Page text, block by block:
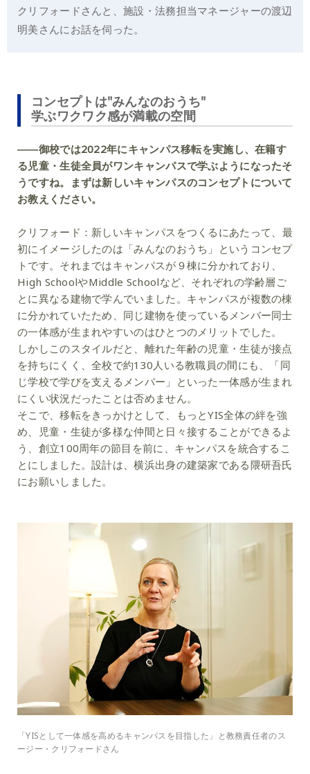
クリフォードさんと、施設・法務担当マネージャーの渡辺
明美さんにお話を伺った。
コンセプトは"みんなのおうち"
学ぶワクワク感が満載の空間
――御校では2022年にキャンパス移転を実施し、在籍す
る児童・生徒全員がワンキャンパスで学ぶようになったそ
うですね。まずは新しいキャンパスのコンセプトについて
お教えください。
クリフォード： 新しいキャンパスをつくるにあたって、最
初にイメージしたのは「みんなのおうち」というコンセプ
トです。それまではキャンパスが９棟に分かれており、
High SchoolやMiddle Schoolなど、それぞれの学齢層ご
とに異なる建物で学んでいました。キャンパスが複数の棟
に分かれていたため、同じ建物を使っているメンバー同士
の一体感が生まれやすいのはひとつのメリットでした。
しかしこのスタイルだと、離れた年齢の児童・生徒が接点
を持ちにくく、全校で約130人いる教職員の間にも、「同
じ学校で学びを支えるメンバー」といった一体感が生まれ
にくい状況だったことは否めません。
そこで、移転をきっかけとして、もっとYIS全体の絆を強
め、児童・生徒が多様な仲間と日々接することができるよ
う、創立100周年の節目を前に、キャンパスを統合するこ
とにしました。設計は、横浜出身の建築家である隈研吾氏
にお願いしました。
「YISとして一体感を高めるキャンパスを目指した」と教務責任者のス
ージー・クリフォードさん